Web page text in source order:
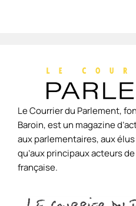
Le Courrier du Parlement,
Baroin, est un magazine
aux parlementaires, aux
qu’aux principaux acteurs
française.